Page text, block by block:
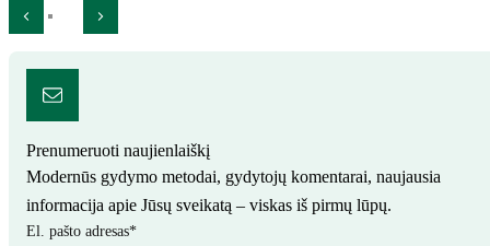
Prenumeruoti naujienlaiškį
Modernūs gydymo metodai, gydytojų komentarai, naujausia
informacija apie Jūsų sveikatą – viskas iš pirmų lūpų.
El. pašto adresas*